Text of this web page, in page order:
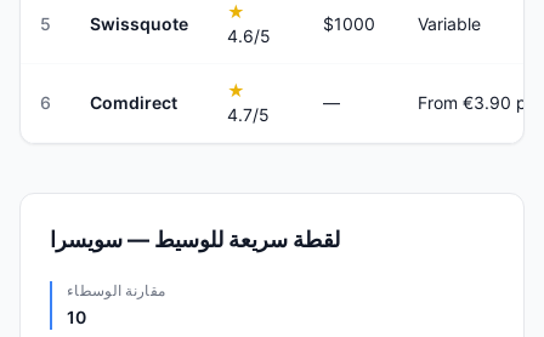
5 Swissquote
★
4.6/5
$1000 Variable
6 Comdirect
★
4.7/5
— From €3.90
لقطة سريعة للوسيط — سويسرا
مقارنة الوسطاء
10